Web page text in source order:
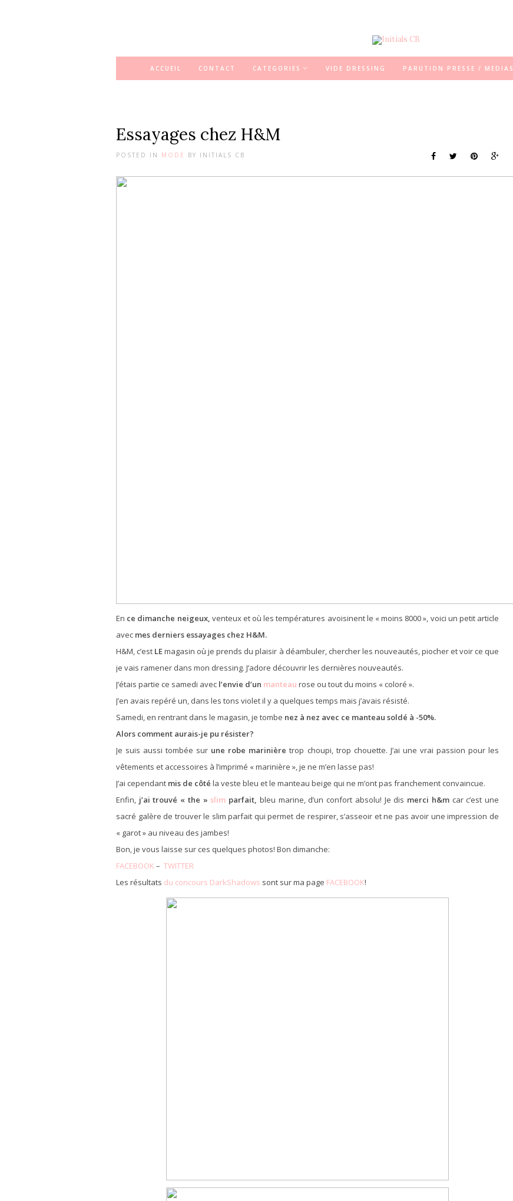
ACCUEIL CONTACT CATEGORIES VIDE DRESSING PARUTION PRESSE / MEDIAS
Essayages chez H&M
POSTED IN MODE BY INITIALS CB
En ce dimanche neigeux, venteux et où les températures avoisinent le « moins 8000 », voici un petit article
avec mes derniers essayages chez H&M.
H&M, c’est LEmagasin où je prends du plaisir à déambuler, chercher les nouveautés, piocher et voir ce que
je vais ramener dans mon dressing. J’adore découvrir les dernières nouveautés.
J’étais partie ce samedi avec l’envie d’un manteau rose ou tout du moins « coloré ».
J’en avais repéré un, dans les tons violet il y a quelques temps mais j’avais résisté.
Samedi, en rentrant dans le magasin, je tombe nez à nez avec ce manteau soldé à -50%.
Alors comment aurais-je pu résister?
Je suis aussi tombée sur une robe marinière trop choupi, trop chouette. J’ai une vrai passion pour les
vêtements et accessoires à l’imprimé « marinière », je ne m’en lasse pas!
J’ai cependant mis de côté la veste bleu et le manteau beige qui ne m’ont pas franchement convaincue.
Enfin, j’ai trouvé « the »slim parfait, bleu marine, d’un confort absolu! Je dis merci h&mcar c’est une
sacré galère de trouver le slim parfait qui permet de respirer, s’asseoir et ne pas avoir une impression de
« garot » au niveau des jambes!
Bon, je vous laisse sur ces quelques photos! Bon dimanche:
FACEBOOK – TWITTER
Les résultats du concours DarkShadows sont sur ma page FACEBOOK!